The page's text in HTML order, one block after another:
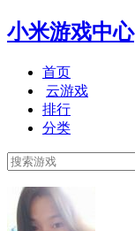
小米游戏中心
首页
云游戏
排行
分类